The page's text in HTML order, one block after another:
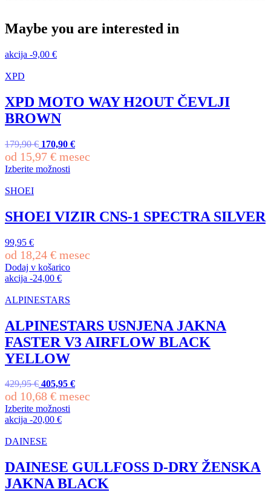
Maybe you are interested in
akcija -9,00 €
XPD
XPD MOTO WAY H2OUT ČEVLJI
BROWN
179,90€ Izvirna
cena
je
bila:
170,90 €
cena
od 15,97 € mesec
Izberite možnosti
izdelek
več
različic.
lahko
izberete
na
strani
SHOEI
SHOEI VIZIR CNS-1 SPECTRA SILVER
99,95 €
od 18,24 € mesec
Dodaj v košarico
akcija -24,00 €
ALPINESTARS
ALPINESTARS USNJENA JAKNA
FASTER V3 AIRFLOW BLACK
YELLOW
429,95€ Izvirna
cena
je
bila:
429,95 €.
405,95 €
cena
od 10,68 € mesec
Izberite možnosti
Ta
ima
različic.
Možnosti
lahko
akcija -20,00 €
DAINESE
DAINESE GULLFOSS D-DRY ŽENSKA
JAKNA BLACK